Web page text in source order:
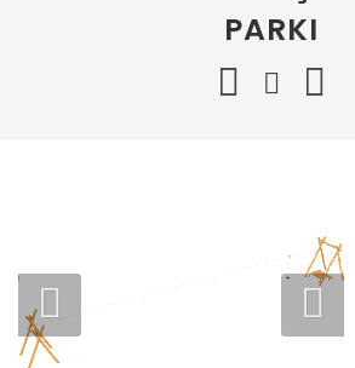
PARKI